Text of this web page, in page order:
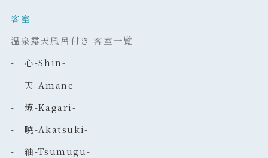
客室
温泉露天風呂付き 客室一覧
- 心-Shin-
- 天-Amane-
- 燎-Kagari-
- 暁-Akatsuki-
- 紬-Tsumugu-